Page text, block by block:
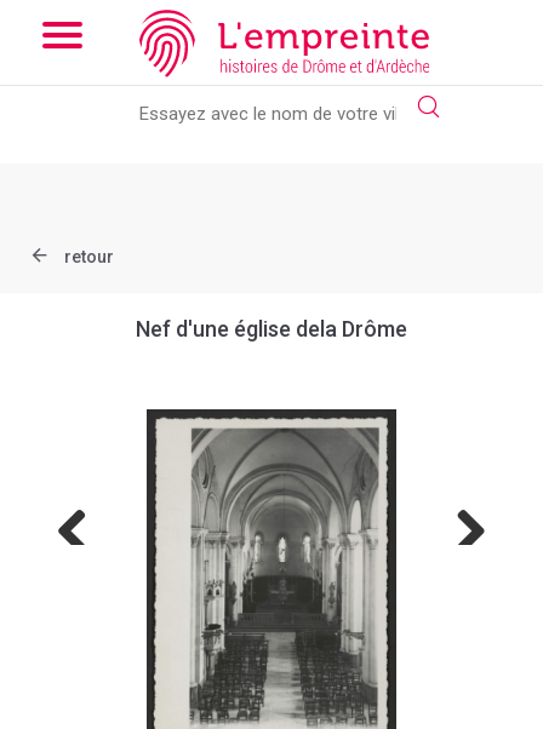
Array ( [slug] => document [ref] => B263626101_X94 )
the new slick-theme.css if you want the default styling
retour
Nef d'une église dela Drôme